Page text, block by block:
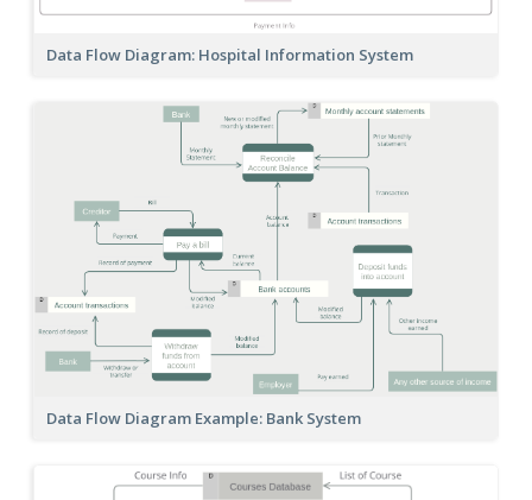
Data Flow Diagram: Hospital Information System
Data Flow Diagram Example: Bank System